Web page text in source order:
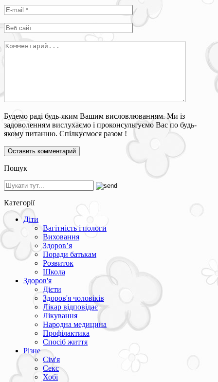
Будемо раді будь-яким Вашим висловлюванням. Ми із
задоволенням вислухаємо і проконсультуємо Вас по будь-
якому питанню. Спілкуємося разом !
Пошук
Категорії
Діти
Вагітність і пологи
Виховання
Здоров’я
Поради батькам
Розвиток
Школа
Здоров'я
Дієти
Здоров'я чоловіків
Лікар відповідає
Лікування
Народна медицина
Профілактика
Спосіб життя
Різне
Сім'я
Секс
Хобі